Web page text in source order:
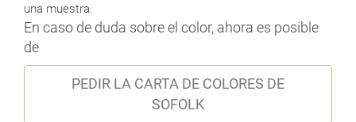
una muestra.
En caso de duda sobre el color, ahora es posible
de
PEDIR LA CARTA DE COLORES DE
SOFOLK